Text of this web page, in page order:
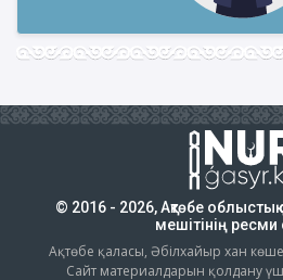
© 2016 - 2026, Ақтөбе
мешітінің ресми
Ақтөбе қаласы, Әбілхайыр хан
Сайт материалдарын қолдану